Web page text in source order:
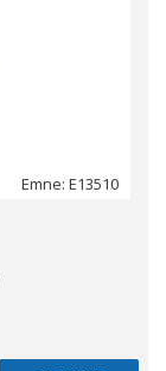
Emne: E13510